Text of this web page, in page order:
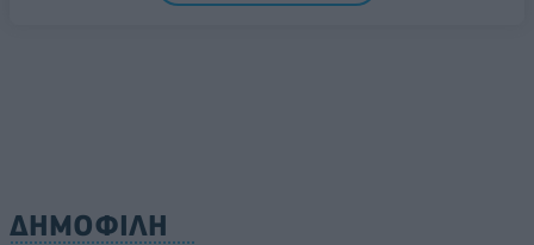
ΔΗΜΟΦΙΛΗ